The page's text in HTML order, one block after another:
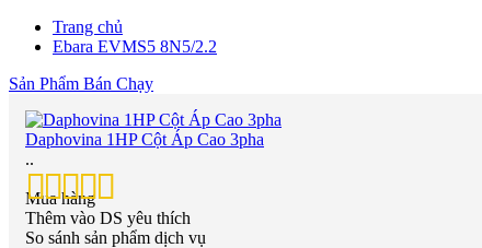
Trang chủ
Ebara EVMS5 8N5/2.2
Sản Phẩm Bán Chạy
Daphovina 1HP Cột Áp Cao 3pha
..
Mua hàng
Thêm vào DS yêu thích
So sánh sản phẩm dịch vụ